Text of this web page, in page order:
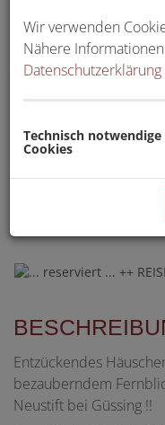
Entzückendes
bezauberndem
Neustift bei Güssing !!
Wir verwenden
Nähere
Datenschutzerklärung
Technisch notwendige
Cookies